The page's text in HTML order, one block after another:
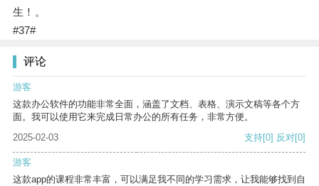
生！。
#37#
评论
游客
这款办公软件的功能非常全面，涵盖了文档、表格、演示文稿等各个方
面。我可以使用它来完成日常办公的所有任务，非常方便。
2025-02-03
支持[0] 反对[0]
游客
这款app的课程非常丰富，可以满足我不同的学习需求，让我能够找到自